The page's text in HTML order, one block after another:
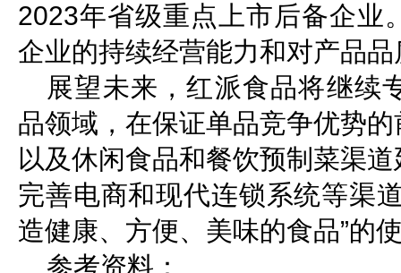
2023年省级重点上市后备企业
企业的持续经营能力和对产品
展望未来，红派食品将继续
品领域，在保证单品竞争优势
以及休闲食品和餐饮预制菜渠
完善电商和现代连锁系统等渠
造健康、方便、美味的食品”的
参考资料：